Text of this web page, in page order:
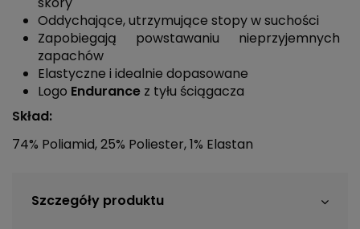
Oddychające, utrzymujące stopy w suchości
Zapobiegają powstawaniu nieprzyjemnych
zapachów
Elastyczne i idealnie dopasowane
Logo Endurance z tyłu ściągacza
Skład:
74% Poliamid, 25% Poliester, 1% Elastan
Szczegóły produktu